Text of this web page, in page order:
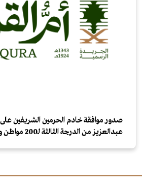
صدور موافقة خادم الحرمين الشريفين
عبدالعزيز من الدرجة الثالثة لـ200 مواطن ومواطنة